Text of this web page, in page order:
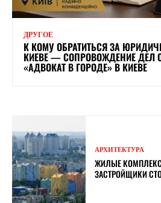
ДРУГОЕ
К КОМУ ОБРАТИТЬСЯ ЗА
КИЕВЕ — СОПРОВОЖДЕНИЕ ДЕЛ
«АДВОКАТ В ГОРОДЕ» В КИЕВЕ
АРХИТЕКТУРА
ЖИЛЫЕ
ЗАСТРОЙЩИКИ